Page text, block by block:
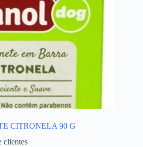
CITRONELA 90 G
clientes